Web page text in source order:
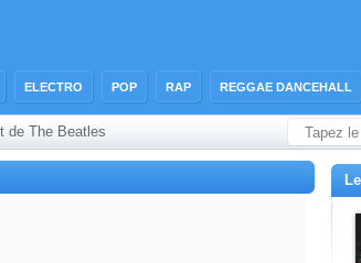
ELECTRO POP RAP REGGAE DANCEHALL
de The Beatles